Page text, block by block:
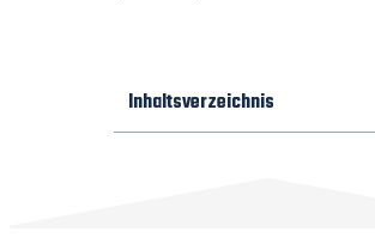
Inhaltsverzeichnis